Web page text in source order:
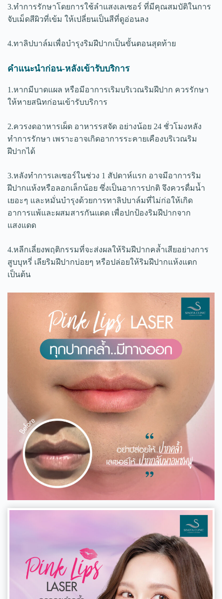
3.ทำการรักษาโดยการใช้ลำแสงเลเซอร์ ที่มีคุณสมบัติในการ
จับเม็ดสีผิวที่เข้ม ให้เปลี่ยนเป็นสีที่ดูอ่อนลง
4.ทาลิปบาล์มเพื่อบำรุงริมฝีปากเป็นขั้นตอนสุดท้าย
คำแนะนำก่อน-หลังเข้ารับบริการ
1.หากมีบาดแผล หรือมีอาการเริมบริเวณริมฝีปาก ควรรักษา
ให้หายสนิทก่อนเข้ารับบริการ
2.ควรงดอาหารเผ็ด อาหารรสจัด อย่างน้อย 24 ชั่วโมงหลัง
ทำการรักษา เพราะอาจเกิดอาการระคายเคืองบริเวณริม
ฝีปากได้
3.หลังทำการเลเซอร์ในช่วง 1 สัปดาห์แรก อาจมีอาการริม
ฝีปากแห้งหรือลอกเล็กน้อย ซึ่งเป็นอาการปกติ จึงควรดื่มน้ำ
เยอะๆ และหมั่นบำรุงด้วยการทาลิปบาล์มที่ไม่ก่อให้เกิด
อาการแพ้และผสมสารกันแดด เพื่อปกป้องริมฝีปากจาก
แสงแดด
4.หลีกเลี่ยงพฤติกรรมที่จะส่งผลให้ริมฝีปากคล้ำเสียอย่างการ
สูบบุหรี่ เลียริมฝีปากบ่อยๆ หรือปล่อยให้ริมฝีปากแห้งแตก
เป็นต้น